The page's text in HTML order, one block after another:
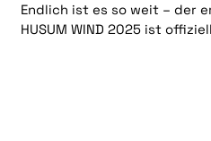
Endlich ist es so weit – der
HUSUM WIND 2025 ist